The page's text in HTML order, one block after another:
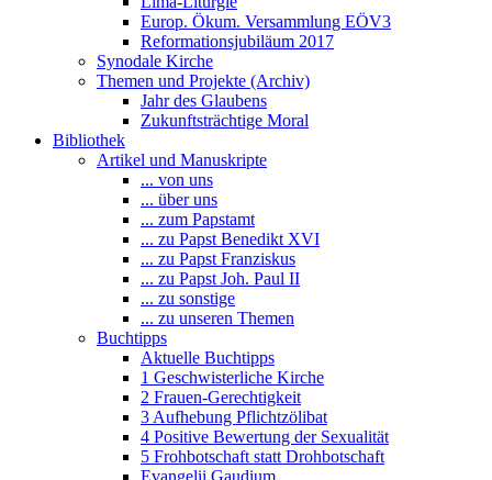
Europ. Ökum. Versammlung EÖV3
Reformationsjubiläum 2017
Synodale Kirche
Themen und Projekte (Archiv)
Jahr des Glaubens
Zukunftsträchtige Moral
Bibliothek
Artikel und Manuskripte
... von uns
... über uns
... zum Papstamt
... zu Papst Benedikt XVI
... zu Papst Franziskus
... zu Papst Joh. Paul II
... zu sonstige
... zu unseren Themen
Buchtipps
Aktuelle Buchtipps
1 Geschwisterliche Kirche
2 Frauen-Gerechtigkeit
3 Aufhebung Pflichtzölibat
4 Positive Bewertung der Sexualität
5 Frohbotschaft statt Drohbotschaft
Evangelii Gaudium